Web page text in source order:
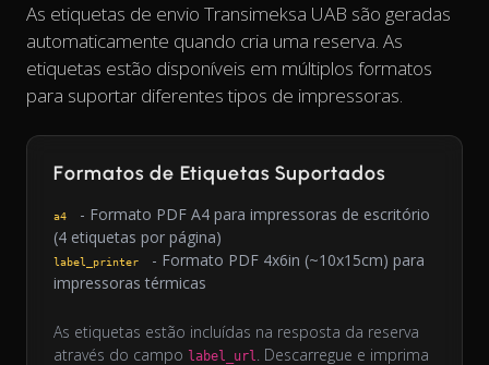
As etiquetas de envio Transimeksa UAB são geradas
automaticamente quando cria uma reserva. As
etiquetas estão disponíveis em múltiplos formatos
para suportar diferentes tipos de impressoras.
Formatos de Etiquetas Suportados
a4
- Formato PDF A4 para impressoras de escritório
(4 etiquetas por página)
label_printer
- Formato PDF 4x6in (~10x15cm) para
impressoras térmicas
As etiquetas estão incluídas na resposta da reserva
através do campo label_url. Descarregue e imprima